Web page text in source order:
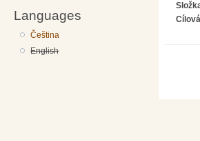
Languages
Čeština
English